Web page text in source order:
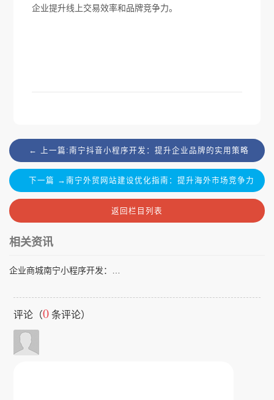
企业提升线上交易效率和品牌竞争力。
← 上一篇:南宁抖音小程序开发：提升企业品牌的实用策略
下一篇 →南宁外贸网站建设优化指南：提升海外市场竞争力
返回栏目列表
相关资讯
评论（0 条评论）